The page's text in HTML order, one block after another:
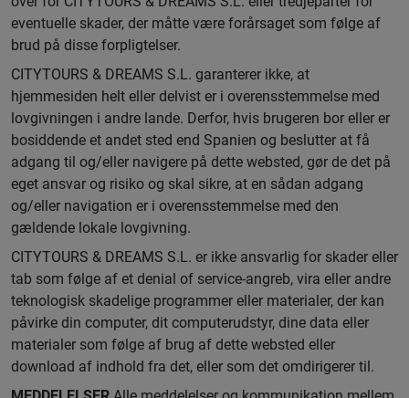
eventuelle skader, der måtte være forårsaget som følge af
brud på disse forpligtelser.
CITYTOURS & DREAMS S.L. garanterer ikke, at
hjemmesiden helt eller delvist er i overensstemmelse med
lovgivningen i andre lande. Derfor, hvis brugeren bor eller er
bosiddende et andet sted end Spanien og beslutter at få
adgang til og/eller navigere på dette websted, gør de det på
eget ansvar og risiko og skal sikre, at en sådan adgang
og/eller navigation er i overensstemmelse med den
gældende lokale lovgivning.
CITYTOURS & DREAMS S.L. er ikke ansvarlig for skader eller
tab som følge af et denial of service-angreb, vira eller andre
teknologisk skadelige programmer eller materialer, der kan
påvirke din computer, dit computerudstyr, dine data eller
materialer som følge af brug af dette websted eller
download af indhold fra det, eller som det omdirigerer til.